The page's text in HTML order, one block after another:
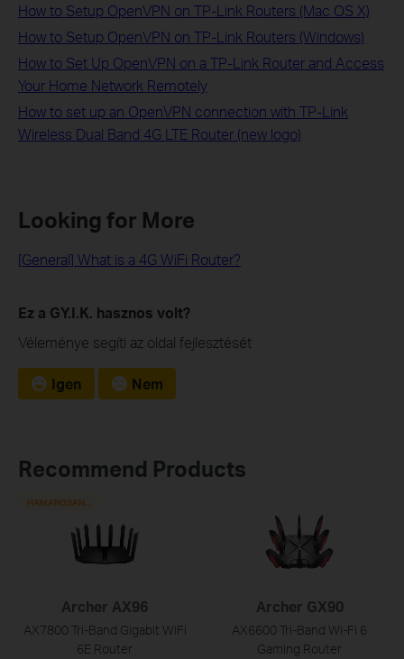
How to Setup OpenVPN on TP-Link Routers (Mac OS X)
How to Setup OpenVPN on TP-Link Routers (Windows)
How to Set Up OpenVPN on a TP-Link Router and Access
Your Home Network Remotely
How to set up an OpenVPN connection with TP-Link
Wireless Dual Band 4G LTE Router (new logo)
Looking for More
[General] What is a 4G WiFi Router?
Ez a GY.I.K. hasznos volt?
Véleménye segíti az oldal fejlesztését
Igen Nem
Recommend Products
Archer AX96
AX7800 Tri-Band Gigabit WiFi
6E Router
HAMAROSAN...
Archer GX90
AX6600 Tri-Band Wi-Fi 6
Gaming Router